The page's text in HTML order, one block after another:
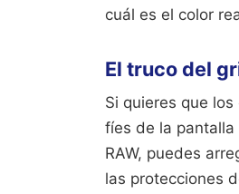
cuál es el color
El truco del
Si quieres que
fíes de la pantalla
RAW, puedes
las protecciones